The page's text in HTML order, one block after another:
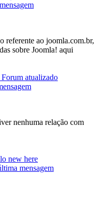
referente ao joomla.com.br,
sobre Joomla! aqui
Forum atualizado
nenhuma relação com
new here
mensagem